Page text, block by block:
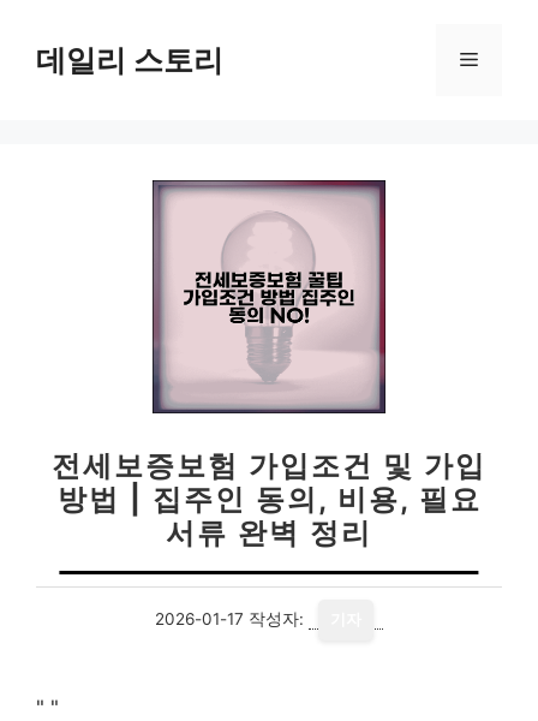
데일리 스토리 메
전세보증보험 가입조건 및 가입
방법 | 집주인 동의, 비용, 필요
서류 완벽 정리
2026-01-17 작성자:
" "